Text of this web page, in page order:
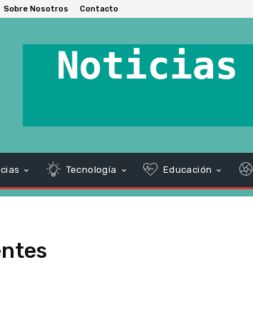
Sobre Nosotros Contacto
Tecnología Educación